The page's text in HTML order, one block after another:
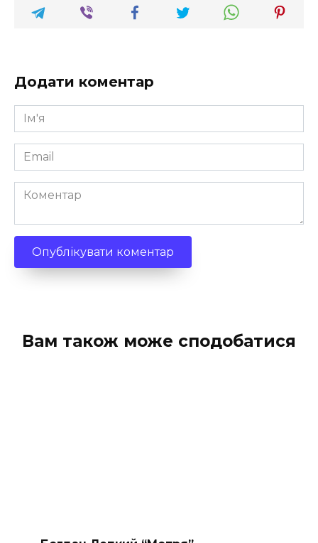
Додати коментар
Ім'я
*
Email
*
Коментар
Вам також може сподобатися